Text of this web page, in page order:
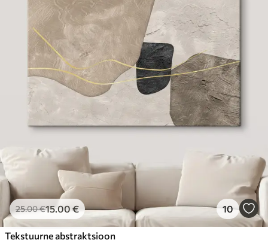
25.00€15.00€ 10
Tekstuurne abstraktsioon